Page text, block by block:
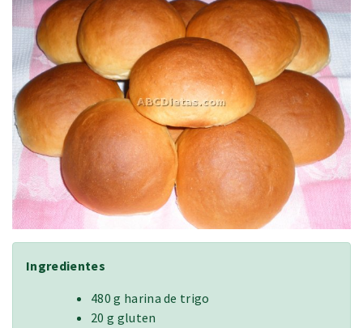
Ingredientes
480 g harina de trigo
20 g gluten